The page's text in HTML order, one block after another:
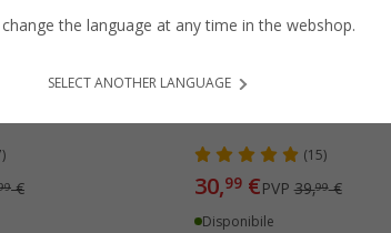
€
(15)
30,99€PVP39,99€
Disponibile
change the language at any time in the webshop.
SELECT ANOTHER LANGUAGE